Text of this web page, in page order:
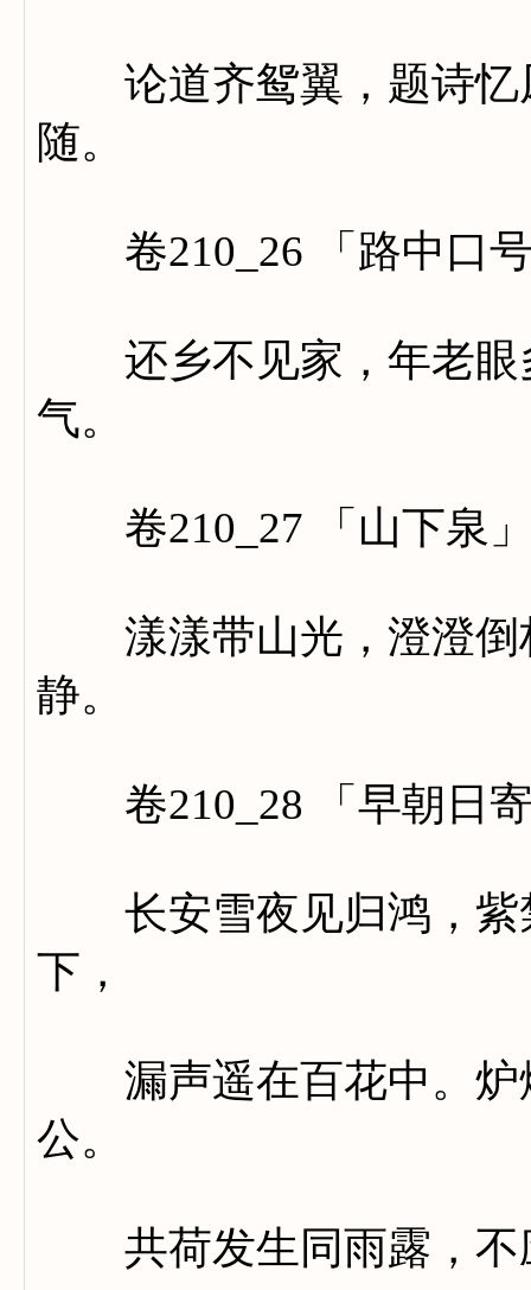
论道齐鸳翼，题诗忆
随。
卷210_26 「路中口
还乡不见家，年老眼
气。
卷210_27 「山下泉
漾漾带山光，澄澄倒
静。
卷210_28 「早朝日寄
长安雪夜见归鸿，紫
下，
漏声遥在百花中。炉
公。
共荷发生同雨露，不